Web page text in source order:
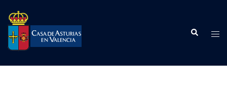
contenido
Buscar